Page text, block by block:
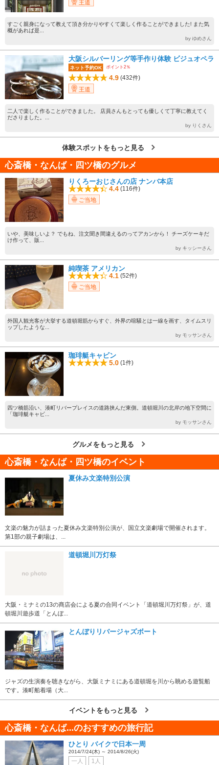
王道
すごく親身になって教えて頂き分かりやすくて楽しく作ることができました! また気
概があれば是...
by ゆめさん
大阪シルバーリング等手作り体験 ビジュオペラ
ネット予約OK ポイント2％
4.9 (432件)
王道
二人で楽しく作ることができました。 店員さんもとっても優しくて丁寧に教えてく
ださりました。...
by りくさん
体験スポットをもっと見る
心斎橋・なんば・四ツ橋のグルメ
りくろーおじさんの店 ナンバ本店
4.4 (116件)
ご当地
いや、美味しいよ？ でもね、注文聞き間違えるのってアカンから！ チーズケーキだ
け作って、販...
by キッシーさん
純喫茶 アメリカン
4.1 (52件)
ご当地
外国人観光客が大挙する道頓堀筋からすぐ、外界の喧騒とは一線を画す、タイムスリ
ップしたような...
by モッサンさん
珈琲艇キャビン
5.0 (1件)
四ツ橋筋沿い、湊町リバープレイスの道路挟んだ東側。道頓堀川の北岸の地下空間に
「珈琲艇キャビ...
by モッサンさん
グルメをもっと見る
心斎橋・なんば・四ツ橋のイベント
夏休み文楽特別公演
文楽の魅力が詰まった夏休み文楽特別公演が、国立文楽劇場で開催されます。
第1部の親子劇場は、...
道頓堀川万灯祭
大阪・ミナミの13の商店会による夏の合同イベント「道頓堀川万灯祭」が、道
頓堀川遊歩道「とんぼ...
とんぼりリバージャズボート
ジャズの生演奏を聴きながら、大阪ミナミにある道頓堀を川から眺める遊覧船
です。湊町船着場（大...
イベントをもっと見る
心斎橋・なんば...のおすすめの旅行記
ひとり バイクで日本一周
2014/7/24(木) ～ 2014/8/26(火)
一人 1人